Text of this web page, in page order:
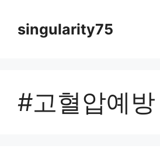
singularity75
#고혈압예방